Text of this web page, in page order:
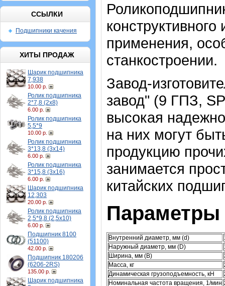
ССЫЛКИ
Подшипники качения
ХИТЫ ПРОДАЖ
Шарик подшипника
7,938
10.00 р.
Ролик подшипника
2*7,8 (2х8)
6.00 р.
Ролик подшипника
5,5*9
10.00 р.
Ролик подшипника
3*13,8 (3х14)
6.00 р.
Ролик подшипника
3*15,8 (3х16)
6.00 р.
Шарик подшипника
12,303
20.00 р.
Ролик подшипника
2,5*9,8 (2,5х10)
6.00 р.
Подшипник 8100
(51100)
42.00 р.
Подшипник 180206
(6206-2RS)
135.00 р.
Шарик подшипника
применения,
станкостроении.
Завод-
завод" (9 ГПЗ,
высокая
на них могут
продукцию
занимается
китайских
Параметры
Внутренний диаметр, мм (d)
Наружный диаметр, мм (D)
Ширина, мм (B)
Масса, кг
Динамическая грузоподъемность, кН
Номинальная частота вращения, 1/мин